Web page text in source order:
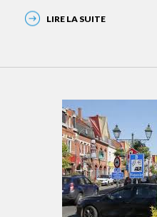
LIRE LA SUITE